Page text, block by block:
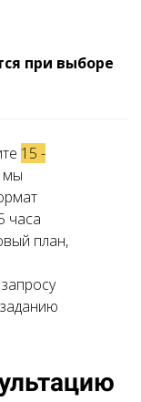
при выборе
15 -
мы
часа
план,